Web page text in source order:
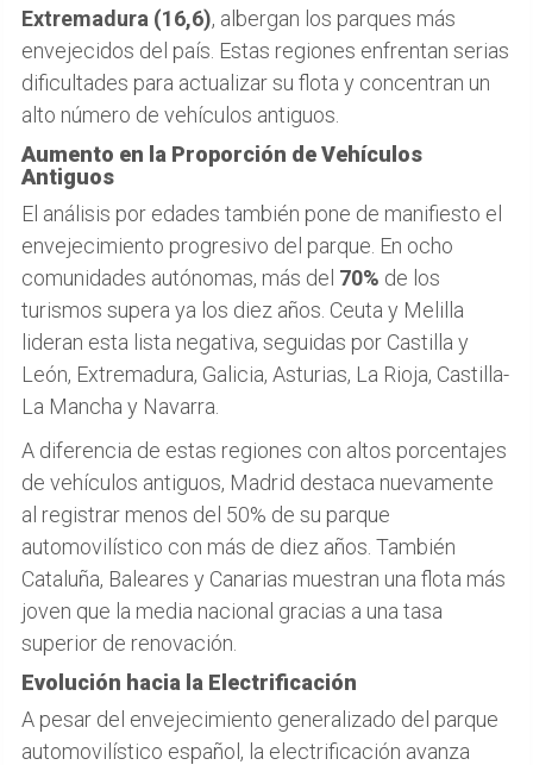
Extremadura (16,6), albergan los parques más
envejecidos del país. Estas regiones enfrentan serias
dificultades para actualizar su flota y concentran un
alto número de vehículos antiguos.
Aumento en la Proporción de Vehículos
Antiguos
El análisis por edades también pone de manifiesto el
envejecimiento progresivo del parque. En ocho
comunidades autónomas, más del 70% de los
turismos supera ya los diez años. Ceuta y Melilla
lideran esta lista negativa, seguidas por Castilla y
León, Extremadura, Galicia, Asturias, La Rioja, Castilla-
La Mancha y Navarra.
A diferencia de estas regiones con altos porcentajes
de vehículos antiguos, Madrid destaca nuevamente
al registrar menos del 50% de su parque
automovilístico con más de diez años. También
Cataluña, Baleares y Canarias muestran una flota más
joven que la media nacional gracias a una tasa
superior de renovación.
Evolución hacia la Electrificación
A pesar del envejecimiento generalizado del parque
automovilístico español, la electrificación avanza